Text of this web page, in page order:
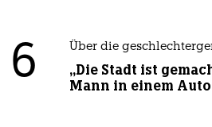
6 Über die
„Die Stadt ist
Mann in einem